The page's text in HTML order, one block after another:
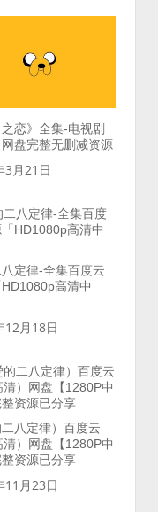
之恋》全集-电视剧
盘完整无删减资源
3月21日
定律-全集百度云
高清中
12月18日
二八定律）百度云
清）网盘【1280P中
资源已分享
11月23日